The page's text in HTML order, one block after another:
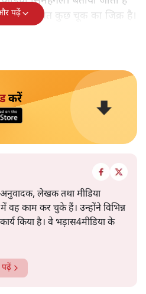
से संबंधित कुछ चूक का जिक्र है।
पढ़ें
करें
लेखक तथा मीडिया
वह काम कर चुके हैं। उन्होंने विभिन्न
किया है। वे भड़ास4मीडिया के
पढ़ें